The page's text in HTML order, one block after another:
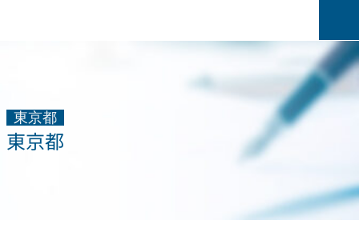
東京都
東京都